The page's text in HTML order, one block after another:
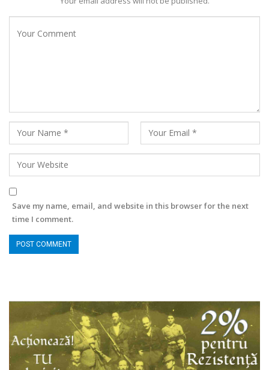
Save my name, email, and website in this browser for the next
time I comment.